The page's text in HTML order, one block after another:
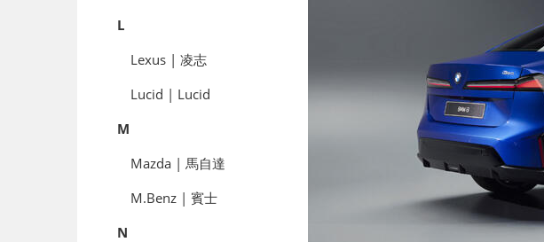
L
Lexus | 凌志
Lucid | Lucid
M
Mazda | 馬自達
M.Benz | 賓士
N